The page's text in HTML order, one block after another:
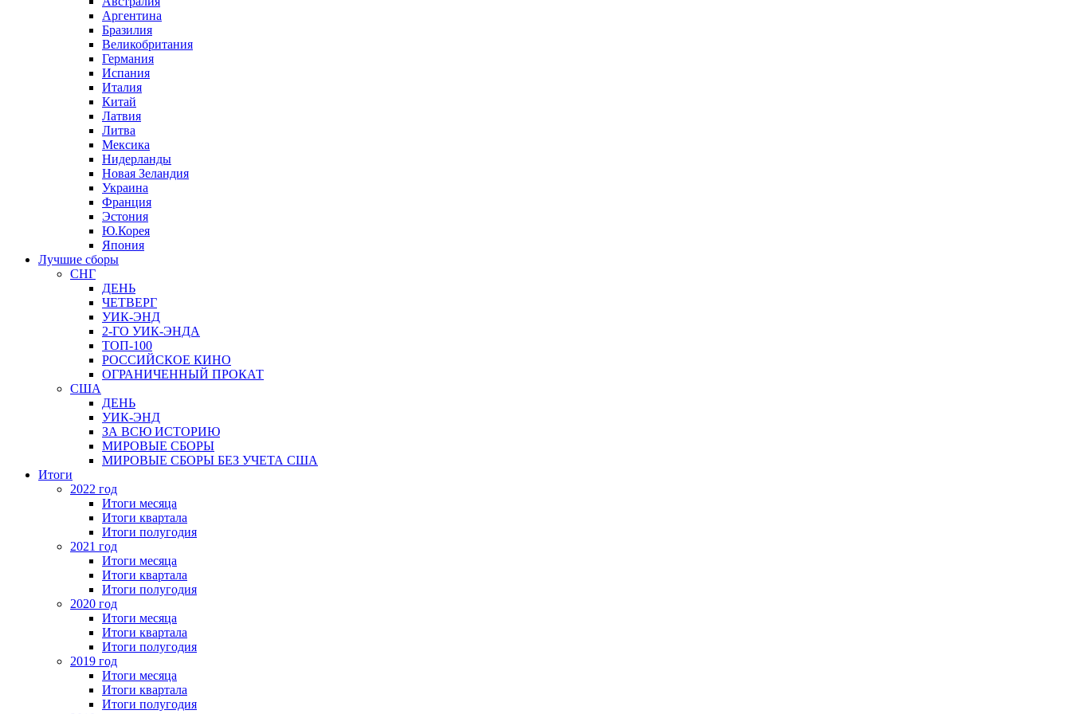
Аргентина
Бразилия
Великобритания
Германия
Испания
Италия
Китай
Латвия
Литва
Мексика
Нидерланды
Новая Зеландия
Украина
Франция
Эстония
Ю.Корея
Япония
Лучшие сборы
СНГ
ДЕНЬ
ЧЕТВЕРГ
УИК-ЭНД
2-ГО УИК-ЭНДА
ТОП-100
РОССИЙСКОЕ КИНО
ОГРАНИЧЕННЫЙ ПРОКАТ
США
ДЕНЬ
УИК-ЭНД
ЗА ВСЮ ИСТОРИЮ
МИРОВЫЕ СБОРЫ
МИРОВЫЕ СБОРЫ БЕЗ УЧЕТА США
Итоги
2022 год
Итоги месяца
Итоги квартала
Итоги полугодия
2021 год
Итоги месяца
Итоги квартала
Итоги полугодия
2020 год
Итоги месяца
Итоги квартала
Итоги полугодия
2019 год
Итоги месяца
Итоги квартала
Итоги полугодия